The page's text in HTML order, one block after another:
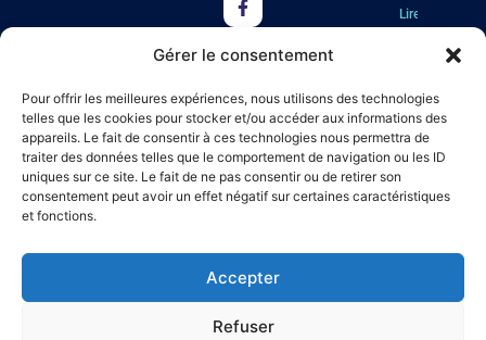
Gérer le consentement
Pour offrir les meilleures expériences, nous utilisons des technologies
telles que les cookies pour stocker et/ou accéder aux informations des
appareils. Le fait de consentir à ces technologies nous permettra de
traiter des données telles que le comportement de navigation ou les ID
uniques sur ce site. Le fait de ne pas consentir ou de retirer son
consentement peut avoir un effet négatif sur certaines caractéristiques
et fonctions.
Accepter
Refuser
Lire la
Cet été, Arc-
en-Ciel
recherche
des
volontaires
pour ses